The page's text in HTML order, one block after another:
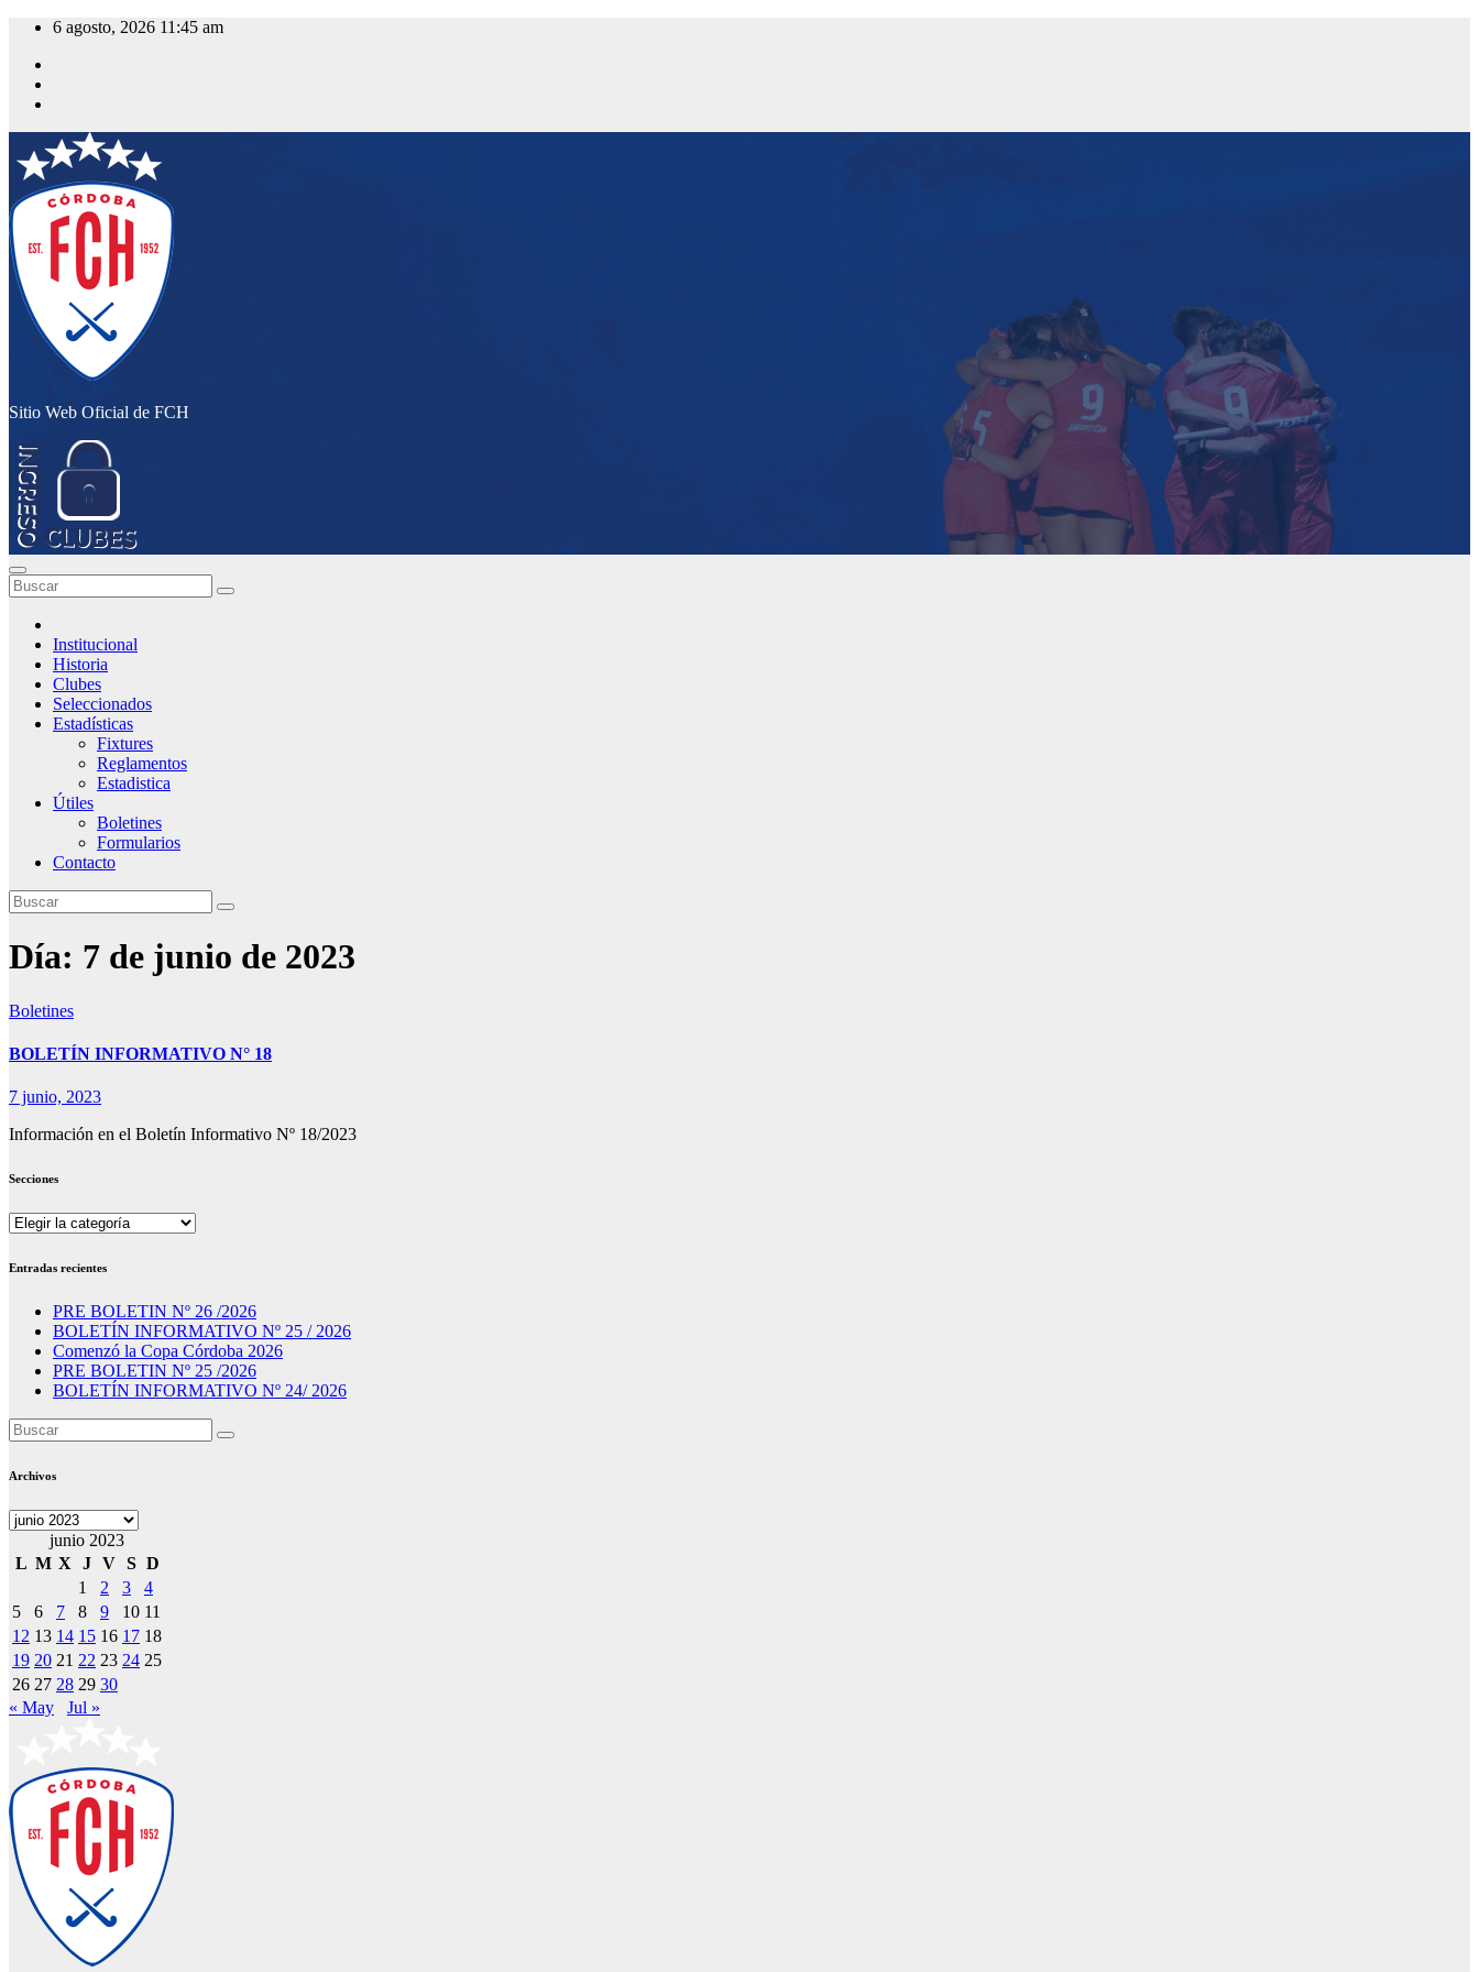
Saltar
contenido
6 agosto, 2026 11:45 am
Sitio Web Oficial de FCH
Institucional
Historia
Clubes
Seleccionados
Estadísticas
Fixtures
Reglamentos
Estadistica
Útiles
Boletines
Formularios
Contacto
Día: 7 de junio de 2023
Boletines
BOLETÍN INFORMATIVO N° 18
7 junio, 2023
Información en el Boletín Informativo Nº 18/2023
Secciones
Secciones
Entradas recientes
PRE BOLETIN Nº 26 /2026
BOLETÍN INFORMATIVO Nº 25 / 2026
Comenzó la Copa Córdoba 2026
PRE BOLETIN Nº 25 /2026
BOLETÍN INFORMATIVO Nº 24/ 2026
Archivos
Archivos
junio 2023
L M X J V S D
1
2 3
4
5
6 7 8 9 10 11
12 13 14 15 16 17 18
19 20 21 22 23 24 25
26 27 28 29 30
« May
Jul »